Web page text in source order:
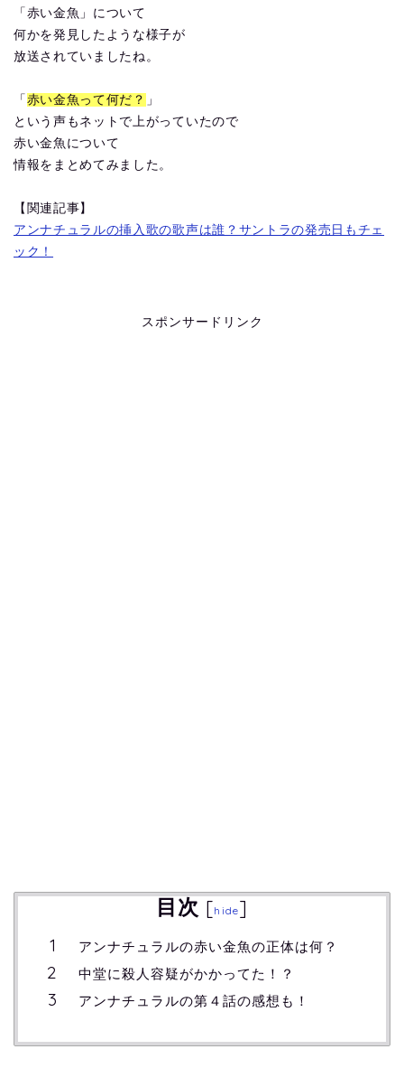
「赤い金魚」について
何かを発見したような様子が
放送されていましたね。
「 赤い金魚って何だ？ 」
という声もネットで上がっていたので
赤い金魚について
情報をまとめてみました。
【関連記事】
アンナチュラルの挿入歌の歌声は誰？サントラの発売日もチェ
ック！
スポンサードリンク
目次 [hide]
アンナチュラルの赤い金魚の正体は何？
中堂に殺人容疑がかかってた！？
アンナチュラルの第４話の感想も！